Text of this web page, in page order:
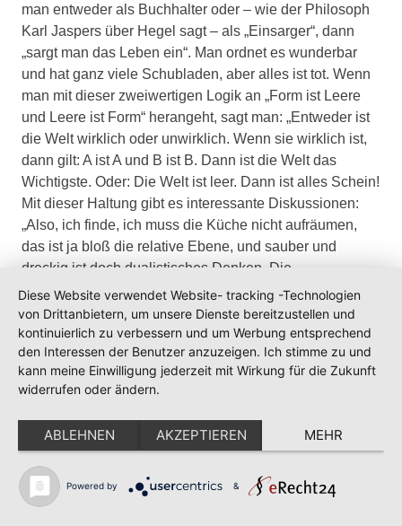
man entweder als Buchhalter oder – wie der Philosoph
Karl Jaspers über Hegel sagt – als „Einsarger“, dann
„sargt man das Leben ein“. Man ordnet es wunderbar
und hat ganz viele Schubladen, aber alles ist tot. Wenn
man mit dieser zweiwertigen Logik an „Form ist Leere
und Leere ist Form“ herangeht, sagt man: „Entweder ist
die Welt wirklich oder unwirklich. Wenn sie wirklich ist,
dann gilt: A ist A und B ist B. Dann ist die Welt das
Wichtigste. Oder: Die Welt ist leer. Dann ist alles Schein!
Mit dieser Haltung gibt es interessante Diskussionen:
„Also, ich finde, ich muss die Küche nicht aufräumen,
das ist ja bloß die relative Ebene, und sauber und
dreckig ist doch dualistisches Denken. Die
Unterscheidung zwischen bezahlten und unbezahlten
Rechnungen ist doch dualistisch, das wollen wir doch
überwinden. Geschmackvoll und nicht geschmackvoll,
das ist doch bloß Wertung, das überwinden wir jetzt. Ich
hab keine Zeit, die Küche aufzuräumen, ich hab
Wichtigeres zu tun, ich muss nämlich über Leerheit
meditieren.“
arbeitet, mit entweder – oder, verliert man sich in der
Welt der Dinge: „Ich muss wirklich Rechnungen
Diese Website verwendet Website- tracking -Technologien
von Drittanbietern, um unsere Dienste bereitzustellen und
kontinuierlich zu verbessern und um Werbung entsprechend
den Interessen der Benutzer anzuzeigen. Ich stimme zu und
kann meine Einwilligung jederzeit mit Wirkung für die Zukunft
widerrufen oder ändern.
ABLEHNEN AKZEPTIEREN MEHR
Powered by &